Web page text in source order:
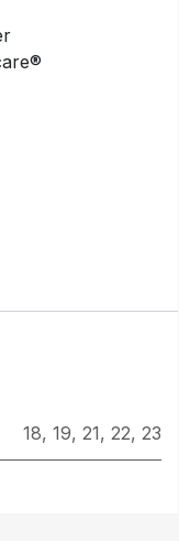
18, 19, 21, 22, 23